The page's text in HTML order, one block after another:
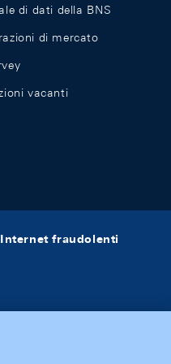
di dati della BNS
di mercato
vacanti
fraudolenti